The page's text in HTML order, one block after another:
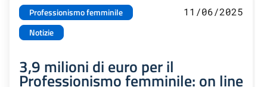
Professionismo femminile
Notizie
11/06/2025
3,9 milioni di euro per il
Professionismo femminile: on line